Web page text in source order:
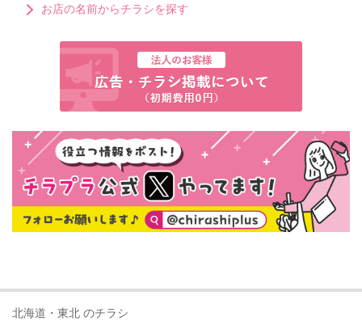
お店の名前からチラシを探す
北海道・東北 のチラシ